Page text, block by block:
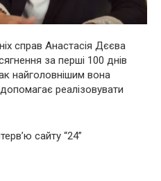
справ Анастасія Дєєва
за перші 100 днів
найголовнішим вона
реалізовувати
сайту “24”